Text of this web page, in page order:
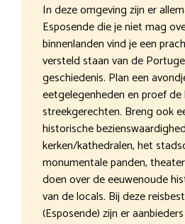
In deze omgeving zijn er
Esposende die je niet mag
binnenlanden vind je een
versteld staan van de
geschiedenis. Plan een
eetgelegenheden en proef
streekgerechten. Breng ook
historische
kerken/kathedralen, het
monumentale panden,
doen over de eeuwenoude
van de locals. Bij deze
(Esposende) zijn er